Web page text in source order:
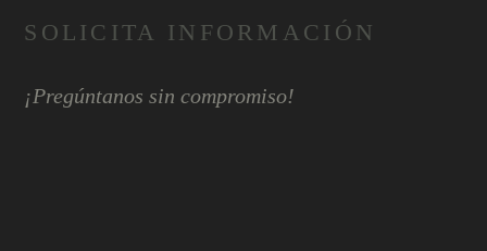
SOLICITA INFORMACIÓN
¡Pregúntanos sin compromiso!